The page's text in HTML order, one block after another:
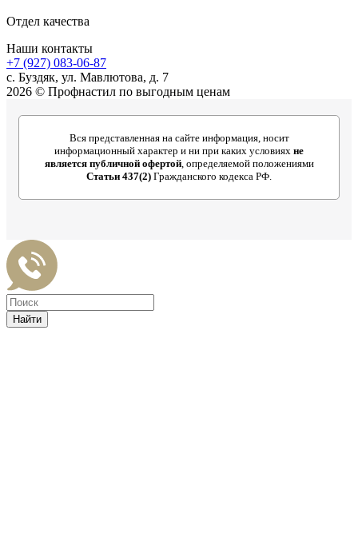
Отдел качества
Наши контакты
+7 (927) 083-06-87
c. Буздяк, ул. Мавлютова, д. 7
2026 © Профнастил по выгодным ценам
Вся представленная на сайте информация, носит
информационный характер и ни при каких условиях не
является публичной офертой, определяемой положениями
Статьи 437(2) Гражданского кодекса РФ.
Найти